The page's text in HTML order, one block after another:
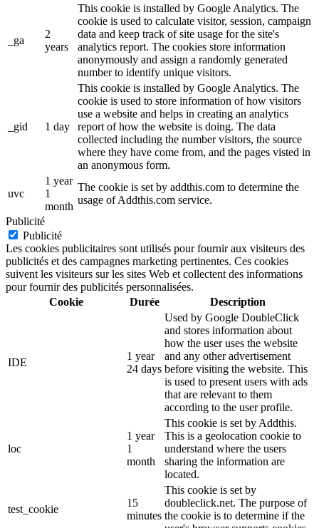
_ga
2
years
This cookie is installed by Google Analytics. The
cookie is used to calculate visitor, session, campaign
data and keep track of site usage for the site's
analytics report. The cookies store information
anonymously and assign a randomly generated
number to identify unique visitors.
_gid 1 day
This cookie is installed by Google Analytics. The
cookie is used to store information of how visitors
use a website and helps in creating an analytics
report of how the website is doing. The data
collected including the number visitors, the source
where they have come from, and the pages visted in
an anonymous form.
uvc
1 year
1
month
The cookie is set by addthis.com to determine the
usage of Addthis.com service.
Publicité
Publicité
Les cookies publicitaires sont utilisés pour fournir aux visiteurs des
publicités et des campagnes marketing pertinentes. Ces cookies
suivent les visiteurs sur les sites Web et collectent des informations
pour fournir des publicités personnalisées.
Cookie
Durée Description
IDE
1 year
24 days
Used by Google DoubleClick
and stores information about
how the user uses the website
and any other advertisement
before visiting the website. This
is used to present users with ads
that are relevant to them
according to the user profile.
loc
1 year
1
month
This cookie is set by Addthis.
This is a geolocation cookie to
understand where the users
sharing the information are
located.
test_cookie
15
minutes
This cookie is set by
doubleclick.net. The purpose of
the cookie is to determine if the